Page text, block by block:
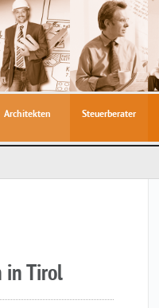
Architekten Steuerberater
in Tirol